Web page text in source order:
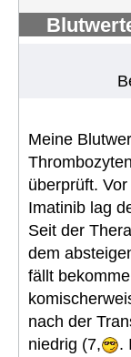
Meine
überprüft.
Imatinib lag
Seit der
dem
fällt
nach der
niedrig (7,
.